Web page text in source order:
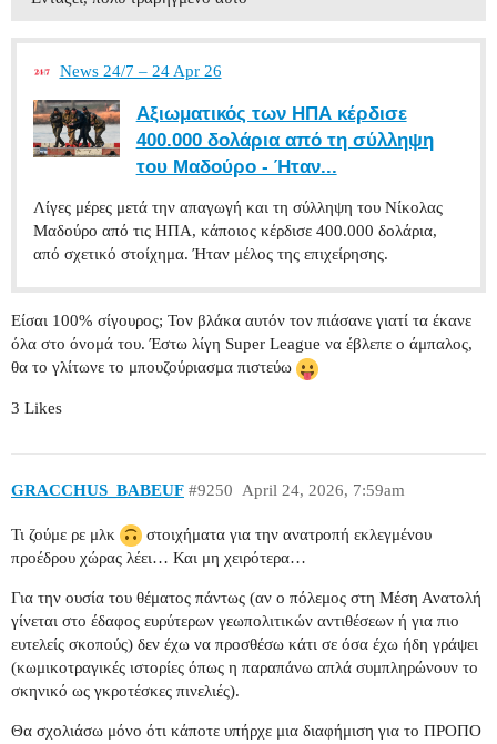
News 24/7 – 24 Apr 26
Αξιωματικός των ΗΠΑ κέρδισε
400.000 δολάρια από τη σύλληψη
του Μαδούρο - Ήταν...
Λίγες μέρες μετά την απαγωγή και τη σύλληψη του Νίκολας
Μαδούρο από τις ΗΠΑ, κάποιος κέρδισε 400.000 δολάρια,
από σχετικό στοίχημα. Ήταν μέλος της επιχείρησης.
Είσαι 100% σίγουρος; Τον βλάκα αυτόν τον πιάσανε γιατί τα έκανε
όλα στο όνομά του. Έστω λίγη Super League να έβλεπε ο άμπαλος,
θα το γλίτωνε το μπουζούριασμα πιστεύω
3 Likes
GRACCHUS_BABEUF April 24, 2026, 7:59am
#9250
Τι ζούμε ρε μλκ
στοιχήματα για την ανατροπή εκλεγμένου
προέδρου χώρας λέει… Και μη χειρότερα…
Για την ουσία του θέματος πάντως (αν ο πόλεμος στη Μέση Ανατολή
γίνεται στο έδαφος ευρύτερων γεωπολιτικών αντιθέσεων ή για πιο
ευτελείς σκοπούς) δεν έχω να προσθέσω κάτι σε όσα έχω ήδη γράψει
(κωμικοτραγικές ιστορίες όπως η παραπάνω απλά συμπληρώνουν το
σκηνικό ως γκροτέσκες πινελιές).
Θα σχολιάσω μόνο ότι κάποτε υπήρχε μια διαφήμιση για το ΠΡΟΠΟ